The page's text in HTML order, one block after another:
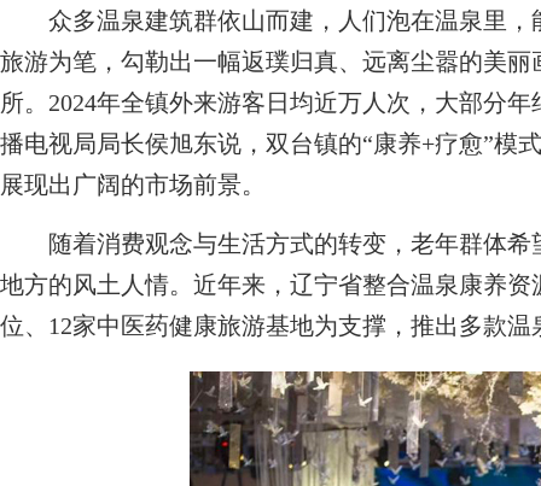
众多温泉建筑群依山而建，人们泡在温泉里
旅游为笔，勾勒出一幅返璞归真、远离尘嚣的美丽
所。2024年全镇外来游客日均近万人次，大部分
播电视局局长侯旭东说，双台镇的“康养+疗愈”模
展现出广阔的市场前景。
随着消费观念与生活方式的转变，老年群体希
地方的风土人情。近年来，辽宁省整合温泉康养
位、12家中医药健康旅游基地为支撑，推出多款